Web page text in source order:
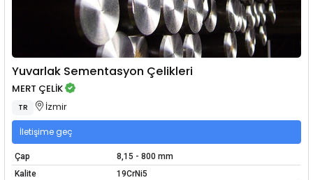
Yuvarlak Sementasyon Çelikleri
MERT ÇELİK
TR İzmir
İletişime geç
Çap
8,15 - 800 mm
Kalite
19CrNi5